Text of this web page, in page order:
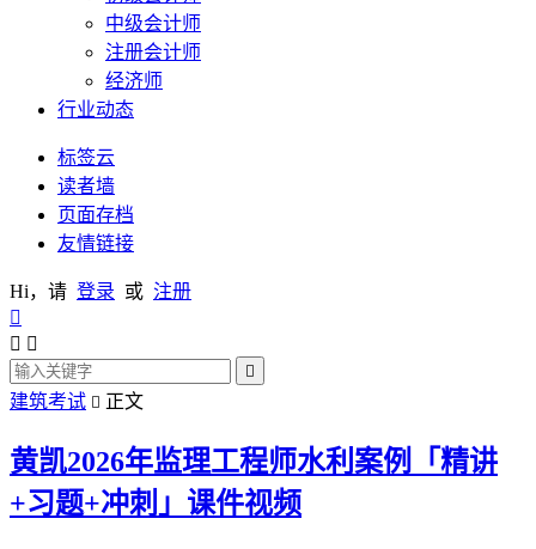
中级会计师
注册会计师
经济师
行业动态
标签云
读者墙
页面存档
友情链接
Hi，请 登录 或 注册

 

建筑考试  正文
黄凯2026年监理工程师水利案例「精讲
+习题+冲刺」课件视频